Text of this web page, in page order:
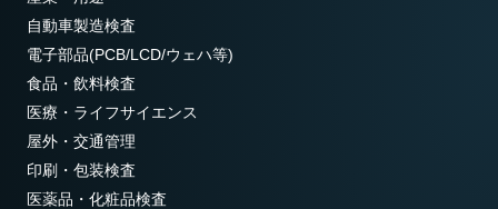
自動車製造検査
電子部品(PCB/LCD/ウェハ等)
食品・飲料検査
医療・ライフサイエンス
屋外・交通管理
印刷・包装検査
医薬品・化粧品検査